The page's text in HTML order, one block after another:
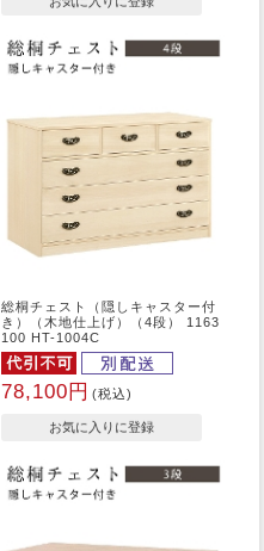
総桐チェスト（隠しキャスター付
き）（木地仕上げ）（4段） 1163
100 HT-1004C
78,100円 (税込)